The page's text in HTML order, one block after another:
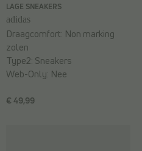
LAGE SNEAKERS
adidas
€ 49,99
Draagcomfort: Non marking
zolen
Type2: Sneakers
Web-Only: Nee